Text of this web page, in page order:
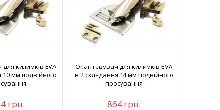
килимків EVA
10 мм подвійного
грн.
Окантовувач для килимків EVA
в 2 складання 14 мм подвійного
просування
864 грн.